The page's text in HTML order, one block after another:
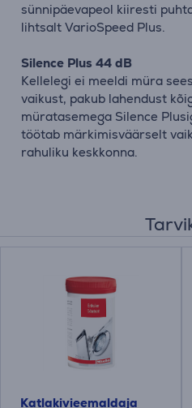
sünnipäevapeol kiiresti
lihtsalt VarioSpeed Plus.
Silence Plus 44 dB
Kellelegi ei meeldi müra
vaikust, pakub lahendust
müratasemega Silence
töötab märkimisväärselt
rahuliku keskkonna.
Katlakivieemaldaja